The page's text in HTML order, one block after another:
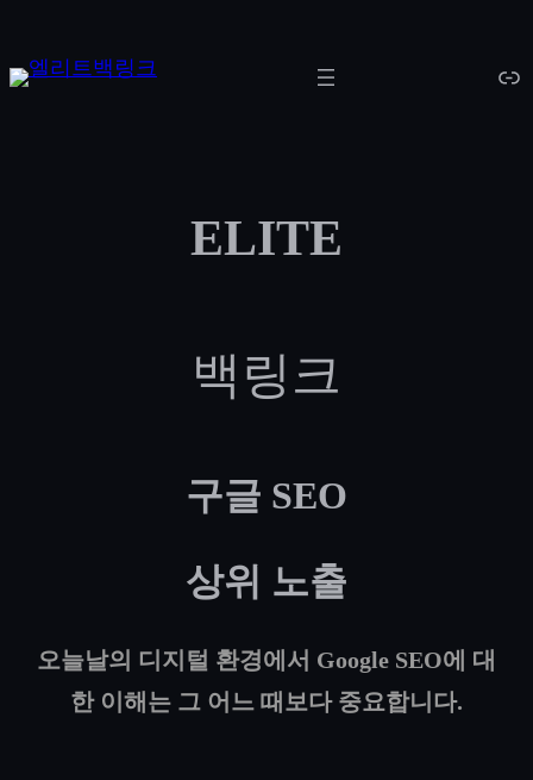
텐
링크
ELITE
백링크
구글 SEO
상위 노출
오늘날의 디지털 환경에서 Google SEO에 대
한 이해는 그 어느 때보다 중요합니다.